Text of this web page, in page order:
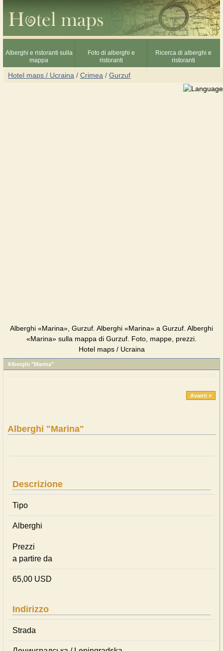
Alberghi e ristoranti sulla
mappa
Foto di alberghi e
ristoranti
Ricerca di alberghi e
ristoranti
Hotel maps / Ucraina / Crimea / Gurzuf
Alberghi «Marina», Gurzuf. Alberghi «Marina» a Gurzuf. Alberghi
«Marina» sulla mappa di Gurzuf. Foto, mappe, prezzi.
Hotel maps / Ucraina
Alberghi "Marina"
Avanti »
Alberghi "Marina"
Descrizione
Tipo
Alberghi
Prezzi
a partire da
65,00 USD
Indirizzo
Strada